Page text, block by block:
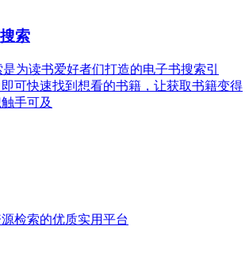
索
是为读书爱好者们打造的电子书搜索引
可快速找到想看的书籍，让获取书籍变得
手可及
检索的优质实用平台